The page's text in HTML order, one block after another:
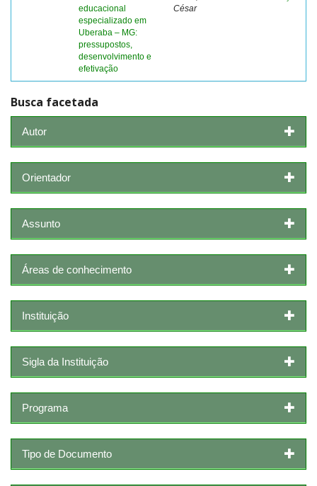
educacional
especializado em
Uberaba – MG:
pressupostos,
desenvolvimento e
efetivação
César
Busca facetada
Autor
Orientador
Assunto
Áreas de conhecimento
Instituição
Sigla da Instituição
Programa
Tipo de Documento